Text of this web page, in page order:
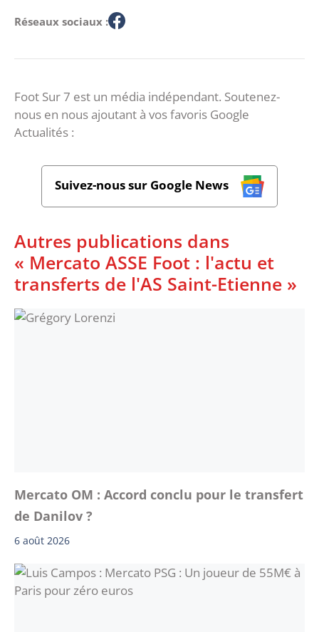
Réseaux sociaux :
Foot Sur 7 est un média indépendant. Soutenez-
nous en nous ajoutant à vos favoris Google
Actualités :
Suivez-nous sur Google News
Autres publications dans
« Mercato ASSE Foot : l'actu et
transferts de l'AS Saint-Etienne »
Mercato OM : Accord conclu pour le transfert
de Danilov ?
6 août 2026